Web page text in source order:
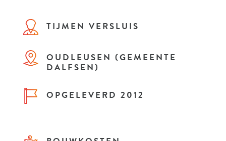
TIJMEN VERSLUIS
OUDLEUSEN (GEMEENTE